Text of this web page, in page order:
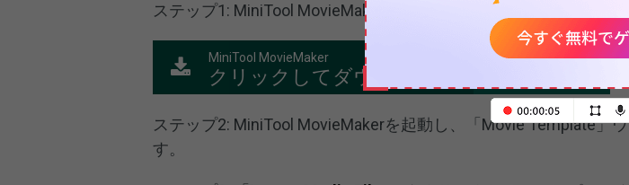
ステップ1: MiniTool MovieMakerをダウンロード・インストールし
MiniTool MovieMaker
クリックしてダウンロード
100%
ステップ2: MiniTool MovieMakerを起動し、「Movie Template」
す。